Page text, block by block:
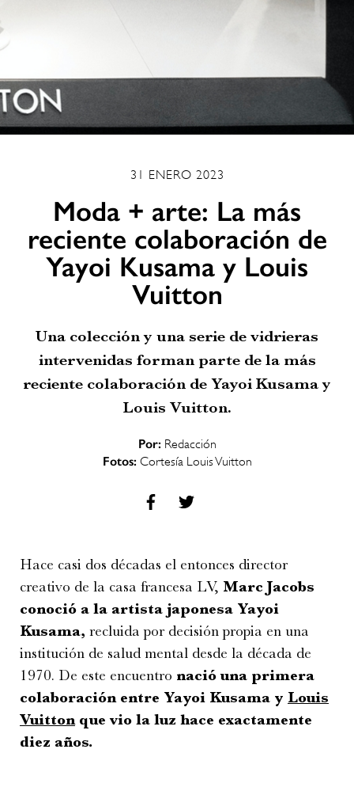
31 ENERO 2023
Moda + arte: La más
reciente colaboración de
Yayoi Kusama y Louis
Vuitton
Una colección y una serie de vidrieras
intervenidas forman parte de la más
reciente colaboración de Yayoi Kusama y
Louis Vuitton.
Por: Redacción
Fotos: Cortesía Louis Vuitton
Hace casi dos décadas el entonces director
creativo de la casa francesa LV, Marc Jacobs
conoció a la artista japonesa Yayoi
Kusama, recluida por decisión propia en una
institución de salud mental desde la década de
1970. De este encuentro nació una primera
colaboración entre Yayoi Kusama y Louis
Vuittonque vio la luz hace exactamente
diez años.